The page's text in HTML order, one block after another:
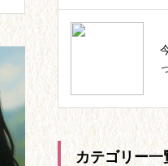
カテゴリー一